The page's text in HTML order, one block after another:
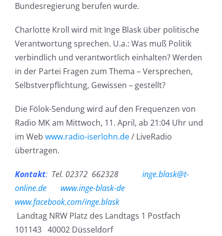
Bundesregierung berufen wurde.
Charlotte Kroll wird mit Inge Blask über politische
Verantwortung sprechen. U.a.: Was muß Politik
verbindlich und verantwortlich einhalten? Werden
in der Partei Fragen zum Thema – Versprechen,
Selbstverpflichtung, Gewissen – gestellt?
Die Fölok-Sendung wird auf den Frequenzen von
Radio MK am Mittwoch, 11. April, ab 21:04 Uhr und
im Web www.radio-iserlohn.de/ LiveRadio
übertragen.
Kontakt: Tel. 02372 662328 inge.blask@t-
online.de www.inge-blask-de
www.facebook.com/inge.blask
Landtag NRW Platz des Landtags 1 Postfach
101143 40002 Düsseldorf